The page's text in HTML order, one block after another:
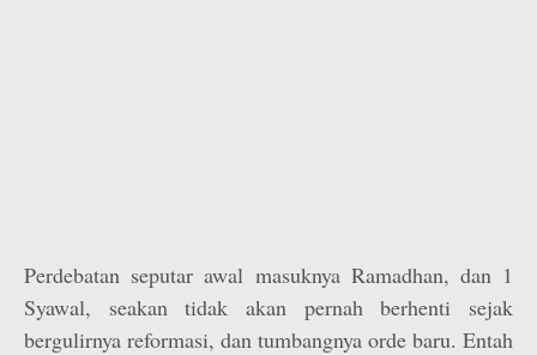
Perdebatan seputar awal masuknya Ramadhan, dan 1
Syawal, seakan tidak akan pernah berhenti sejak
bergulirnya reformasi, dan tumbangnya orde baru. Entah